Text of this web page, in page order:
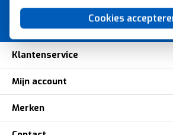
Cookies
Bestel snel, veilig en eenvoudig bij
Voordeligschakelmateriaal.nl.
Klantenservice
Mijn account
Merken